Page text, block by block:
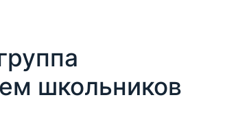
школьников